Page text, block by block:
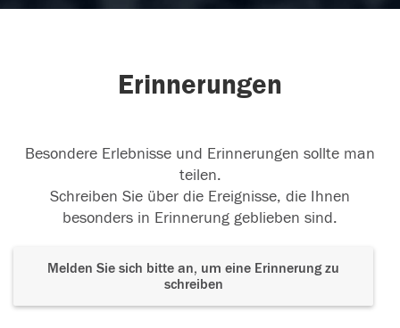
Erinnerungen
Besondere Erlebnisse und Erinnerungen sollte man
teilen.
Schreiben Sie über die Ereignisse, die Ihnen
besonders in Erinnerung geblieben sind.
Melden Sie sich bitte an, um eine Erinnerung zu
schreiben